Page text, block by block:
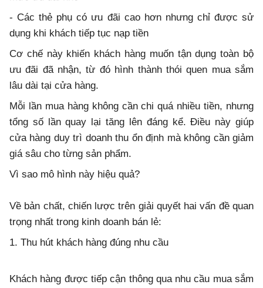
- Các thẻ phụ có ưu đãi cao hơn nhưng chỉ được sử
dụng khi khách tiếp tục nạp tiền
Cơ chế này khiến khách hàng muốn tận dụng toàn bộ
ưu đãi đã nhận, từ đó hình thành thói quen mua sắm
lâu dài tại cửa hàng.
Mỗi lần mua hàng không cần chi quá nhiều tiền, nhưng
tổng số lần quay lại tăng lên đáng kể. Điều này giúp
cửa hàng duy trì doanh thu ổn định mà không cần giảm
giá sâu cho từng sản phẩm.
Vì sao mô hình này hiệu quả?
Về bản chất, chiến lược trên giải quyết hai vấn đề quan
trọng nhất trong kinh doanh bán lẻ:
1. Thu hút khách hàng đúng nhu cầu
Khách hàng được tiếp cận thông qua nhu cầu mua sắm